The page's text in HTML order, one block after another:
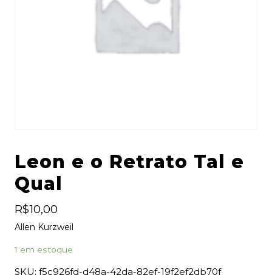
Leon e o Retrato Tal e
Qual
R$10,00
Allen Kurzweil
1 em estoque
SKU: f5c926fd-d48a-42da-82ef-19f2ef2db70f